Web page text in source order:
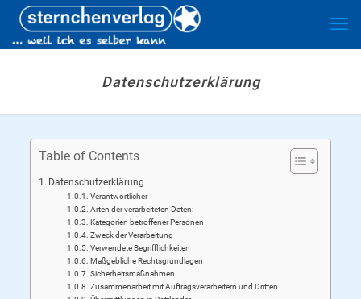
Datenschutzerklärung
Table of Contents
Datenschutzerklärung
Verantwortlicher
Arten der verarbeiteten Daten:
Kategorien betroffener Personen
Zweck der Verarbeitung
Verwendete Begrifflichkeiten
Maßgebliche Rechtsgrundlagen
Sicherheitsmaßnahmen
Zusammenarbeit mit Auftragsverarbeitern und Dritten